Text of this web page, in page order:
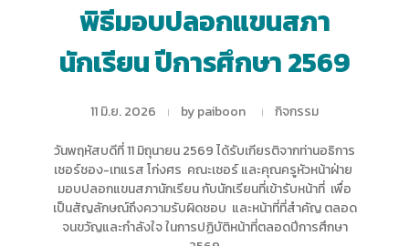
พิธีมอบปลอกแขนสภา
นักเรียน ปีการศึกษา 2569
11 มิ.ย. 2026 bypaiboon กิจกรรม
วันพฤหัสบดีที่ 11 มิถุนายน 2569 ได้รับเกียรติจากท่านอธิการ
เซอร์ชอง-เทแรส โก่งศร คณะเซอร์ และคุณครูหัวหน้าฝ่าย
มอบปลอกแขนสภานักเรียน กับนักเรียนที่เข้ารับหน้าที่ เพื่อ
เป็นสัญลักษณ์ถึงความรับผิดชอบ และหน้าที่ที่สำคัญ ตลอด
จนขวัญและกำลังใจ ในการปฏิบัติหน้าที่ตลอดปีการศึกษา